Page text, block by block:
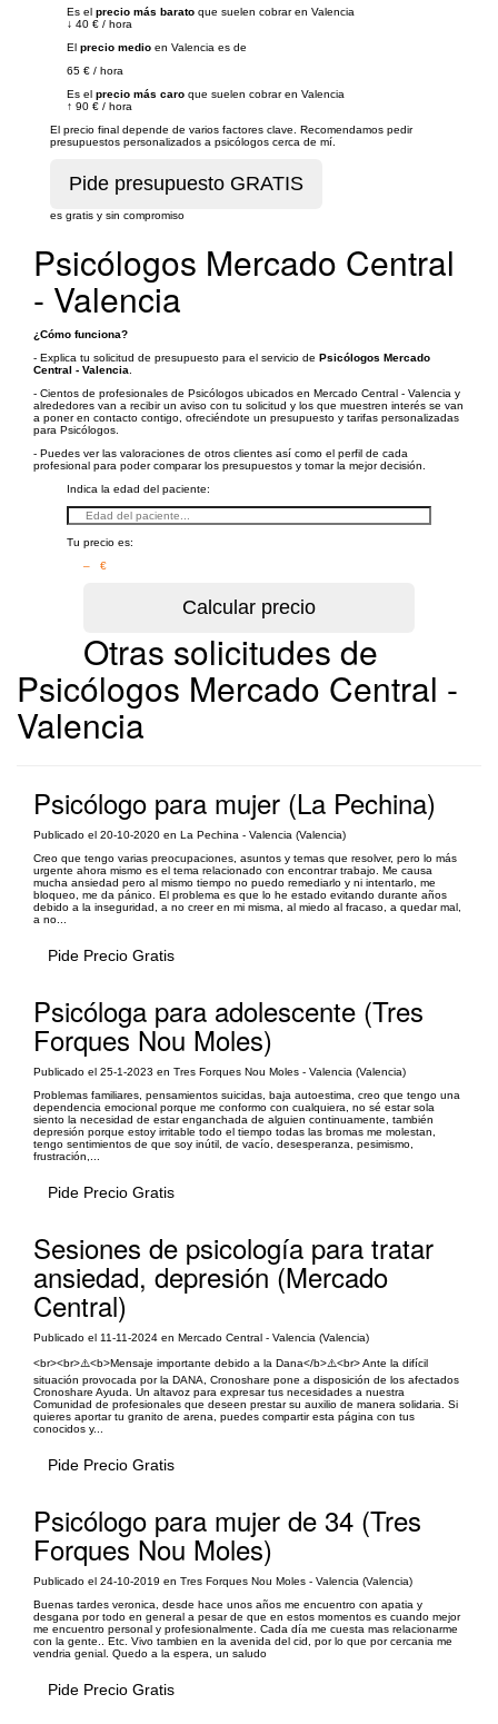
Es el precio más barato que suelen cobrar en Valencia
↓ 40 € / hora
El precio medio en Valencia es de
65 € / hora
Es el precio más caro que suelen cobrar en Valencia
↑ 90 € / hora
El precio final depende de varios factores clave. Recomendamos pedir
presupuestos personalizados a psicólogos cerca de mí.
es gratis y sin compromiso
Psicólogos Mercado Central
- Valencia
¿Cómo funciona?
- Explica tu solicitud de presupuesto para el servicio de Psicólogos Mercado
Central - Valencia
- Cientos de profesionales de Psicólogos ubicados en Mercado Central - Valencia y
alrededores van a recibir un aviso con tu solicitud y los que muestren interés se van
a poner en contacto contigo, ofreciéndote un presupuesto y tarifas personalizadas
para Psicólogos.
- Puedes ver las valoraciones de otros clientes así como el perfil de cada
profesional para poder comparar los presupuestos y tomar la mejor decisión.
Indica la edad del paciente:
Tu precio es:
– €
Otras solicitudes de
Psicólogos Mercado Central -
Valencia
Psicólogo para mujer (La Pechina)
Publicado el 20-10-2020 en La Pechina - Valencia (Valencia)
Creo que tengo varias preocupaciones, asuntos y temas que resolver, pero lo más
urgente ahora mismo es el tema relacionado con encontrar trabajo. Me causa
mucha ansiedad pero al mismo tiempo no puedo remediarlo y ni intentarlo, me
bloqueo, me da pánico. El problema es que lo he estado evitando durante años
debido a la inseguridad, a no creer en mi misma, al miedo al fracaso, a quedar mal,
a no...
Pide Precio Gratis
Psicóloga para adolescente (Tres
Forques Nou Moles)
Publicado el 25-1-2023 en Tres Forques Nou Moles - Valencia (Valencia)
Problemas familiares, pensamientos suicidas, baja autoestima, creo que tengo una
dependencia emocional porque me conformo con cualquiera, no sé estar sola
siento la necesidad de estar enganchada de alguien continuamente, también
depresión porque estoy irritable todo el tiempo todas las bromas me molestan,
tengo sentimientos de que soy inútil, de vacío, desesperanza, pesimismo,
frustración,...
Pide Precio Gratis
Sesiones de psicología para tratar
ansiedad, depresión (Mercado
Central)
Publicado el 11-11-2024 en Mercado Central - Valencia (Valencia)
<br><br>⚠️<b>Mensaje importante debido a la Dana</b>⚠️<br> Ante la difícil
situación provocada por la DANA, Cronoshare pone a disposición de los afectados
Cronoshare Ayuda. Un altavoz para expresar tus necesidades a nuestra
Comunidad de profesionales que deseen prestar su auxilio de manera solidaria. Si
quieres aportar tu granito de arena, puedes compartir esta página con tus
conocidos y...
Pide Precio Gratis
Psicólogo para mujer de 34 (Tres
Forques Nou Moles)
Publicado el 24-10-2019 en Tres Forques Nou Moles - Valencia (Valencia)
Buenas tardes veronica, desde hace unos años me encuentro con apatia y
desgana por todo en general a pesar de que en estos momentos es cuando mejor
me encuentro personal y profesionalmente. Cada día me cuesta mas relacionarme
con la gente.. Etc. Vivo tambien en la avenida del cid, por lo que por cercania me
vendria genial. Quedo a la espera, un saludo
Pide Precio Gratis